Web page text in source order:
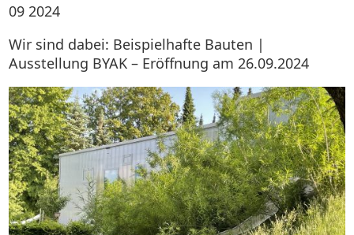
09 2024
Wir sind dabei: Beispielhafte Bauten |
Ausstellung BYAK – Eröffnung am 26.09.2024